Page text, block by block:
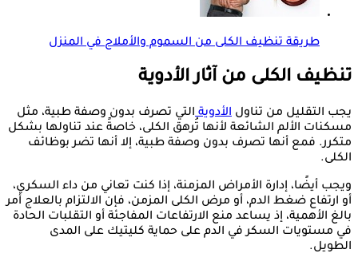
طريقة تنظيف الكلى من السموم والأملاح في المنزل
تنظيف الكلى من آثار الأدوية
يجب التقليل من تناول الأدويةالتي تصرف بدون وصفة طبية، مثل
مسكنات الألم الشائعة لأنها تُرهق الكلى، خاصةً عند تناولها بشكل
متكرر. فمع أنها تصرف بدون وصفة طبية، إلا أنها تضر بوظائف
الكلى.
ويجب أيضًا، إدارة الأمراض المزمنة، إذا كنت تعاني من داء السكري،
أو ارتفاع ضغط الدم، أو مرض الكلى المزمن، فإن الالتزام بالعلاج أمر
بالغ الأهمية، إذ يساعد منع الارتفاعات المفاجئة أو التقلبات الحادة
في مستويات السكر في الدم على حماية كليتيك على المدى
الطويل.